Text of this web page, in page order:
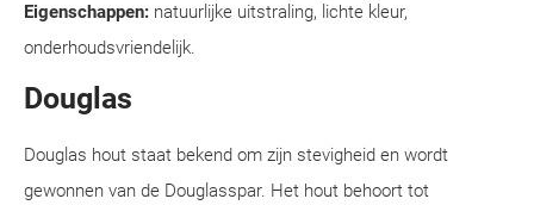
Eigenschappen: natuurlijke uitstraling, lichte kleur,
onderhoudsvriendelijk.
Douglas
Douglas hout staat bekend om zijn stevigheid en wordt
gewonnen van de Douglasspar. Het hout behoort tot